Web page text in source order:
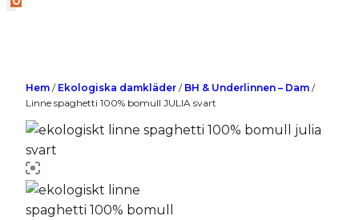
Hem / Ekologiska damkläder / BH & Underlinnen – Dam /
Linne spaghetti 100% bomull JULIA svart